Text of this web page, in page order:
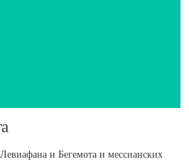
и Бегемота и мессианских